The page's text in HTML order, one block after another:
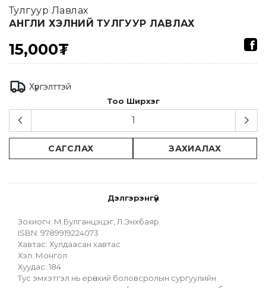
Тулгуур Лавлах
АНГЛИ ХЭЛНИЙ ТУЛГУУР ЛАВЛАХ
15,000₮
Хүргэлттэй
Тоо Ширхэг
САГСЛАХ ЗАХИАЛАХ
Дэлгэрэнгүй
Зохиогч: М.Булганцэцэг, Л.Энхбаяр
ISBN: 9789919224073
Хавтас: Хулдаасан хавтас
Хэл: Монгол
Хуудас: 184
Тус эмхэтгэл нь ерөнхий боловсролын сургуулийн